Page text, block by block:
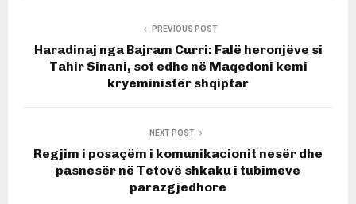
PREVIOUS POST
Haradinaj nga Bajram Curri: Falë heronjëve si
Tahir Sinani, sot edhe në Maqedoni kemi
kryeministër shqiptar
NEXT POST
Regjim i posaçëm i komunikacionit nesër dhe
pasnesër në Tetovë shkaku i tubimeve
parazgjedhore